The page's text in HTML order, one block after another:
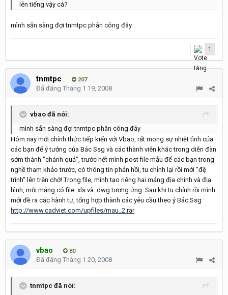
lên tiếng vậy cà?
mình sẵn sàng đợi tnmtpc phân công đây
1
tnmtpc 207
Đã đăng Tháng 1 19, 2008
vbao đã nói:
mình sẵn sàng đợi tnmtpc phân công đây
Hôm nay mới chính thức tiếp kiến với Vbao, rất mong sự nhiệt tình của
các bạn để ý tưởng của Bác Ssg và các thành viên khác trong diễn đàn
sớm thành "chánh quả", trước hết mình post file mẫu để các bạn trong
nghề tham khảo trước, có thông tin phản hồi, tu chỉnh lại rồi mới "đệ
trình" lên trên chớ! Trong file, mình tạo riêng hai mảng địa chính và địa
hình, mỗi mảng có file .xls và .dwg tương ứng. Sau khi tu chỉnh rồi mình
mới đề ra các hành tự, tổng hợp thành các yêu cầu theo ý Bác Ssg
http://www.cadviet.com/upfiles/mau_2.rar
vbao 80
Đã đăng Tháng 1 20, 2008
tnmtpc đã nói: